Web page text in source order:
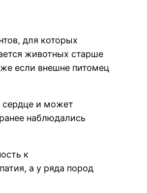
для которых
животных старше
если внешне питомец
сердце и может
наблюдались
к
а у ряда пород